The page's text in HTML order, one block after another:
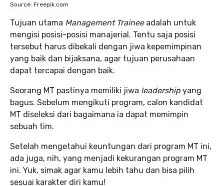
Source: Freepik.com
Tujuan utama Management Traineeadalah untuk
mengisi posisi-posisi manajerial. Tentu saja posisi
tersebut harus dibekali dengan jiwa kepemimpinan
yang baik dan bijaksana, agar tujuan perusahaan
dapat tercapai dengan baik.
Seorang MT pastinya memiliki jiwa leadership yang
bagus. Sebelum mengikuti program, calon kandidat
MT diseleksi dari bagaimana ia dapat memimpin
sebuah tim.
Setelah mengetahui keuntungan dari program MT ini,
ada juga, nih, yang menjadi kekurangan program MT
ini. Yuk, simak agar kamu lebih tahu dan bisa pilih
sesuai karakter diri kamu!